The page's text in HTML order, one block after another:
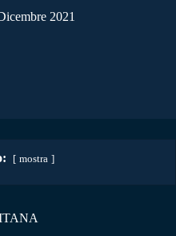
2021
mostra